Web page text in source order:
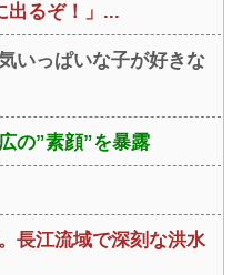
出るぞ！」...
いっぱいな子が好きな
の”素顔”を暴露
長江流域で深刻な洪水